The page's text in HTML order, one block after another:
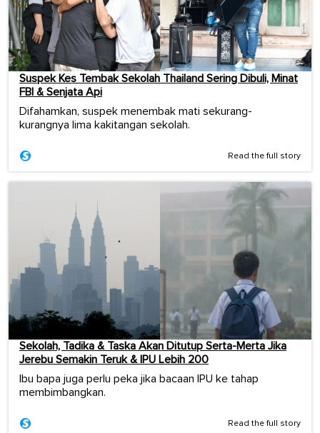
Suspek Kes Tembak Sekolah Thailand Sering Dibuli, Minat
FBI & Senjata Api
Difahamkan, suspek menembak mati sekurang-
kurangnya lima kakitangan sekolah.
Read the full story
Sekolah, Tadika & Taska Akan Ditutup Serta-Merta Jika
Jerebu Semakin Teruk & IPU Lebih 200
Ibu bapa juga perlu peka jika bacaan IPU ke tahap
membimbangkan.
Read the full story